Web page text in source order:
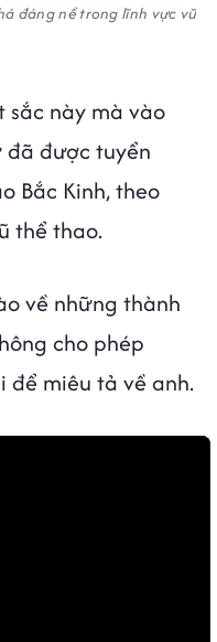
đáng nể trong lĩnh vực vũ
sắc này mà vào
đã được tuyển
Bắc Kinh, theo
thể thao.
về những thành
cho phép
miêu tả về anh.